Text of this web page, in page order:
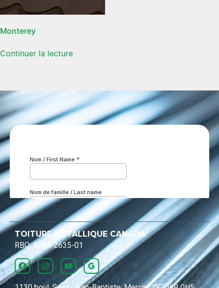
Monterey
Continuer la lecture
TOITURE MÉTALLIQUE CANADA
RBQ: 5784-2635-01